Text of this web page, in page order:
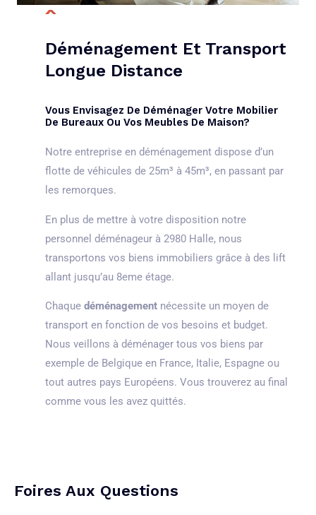
Déménagement Et Transport
Longue Distance
Vous Envisagez De Déménager Votre Mobilier
De Bureaux Ou Vos Meubles De Maison?
Notre entreprise en déménagement dispose d’un
flotte de véhicules de 25m³ à 45m³, en passant par
les remorques.
En plus de mettre à votre disposition notre
personnel déménageur à 2980 Halle, nous
transportons vos biens immobiliers grâce à des lift
allant jusqu’au 8eme étage.
Chaque déménagement nécessite un moyen de
transport en fonction de vos besoins et budget.
Nous veillons à déménager tous vos biens par
exemple de Belgique en France, Italie, Espagne ou
tout autres pays Européens. Vous trouverez au final
comme vous les avez quittés.
Foires Aux Questions